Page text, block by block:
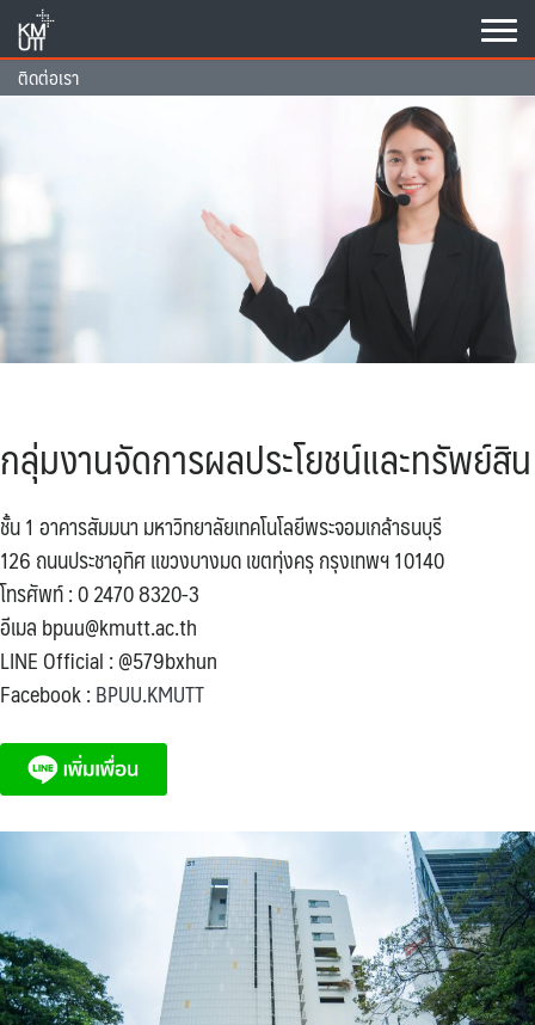
content
ติดต่อเรา
กลุ่มงานจัดการผลประโยชน์และทรัพย์สิน
ชั้น 1 อาคารสัมมนา มหาวิทยาลัยเทคโนโลยีพระจอมเกล้าธนบุรี
126 ถนนประชาอุทิศ แขวงบางมด เขตทุ่งครุ กรุงเทพฯ 10140
โทรศัพท์ : 0 2470 8320-3
อีเมล bpuu@kmutt.ac.th
LINE Official : @579bxhun
Facebook :BPUU.KMUTT